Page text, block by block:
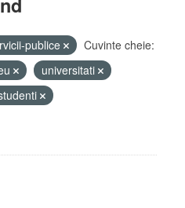
publice
Cuvinte cheie:
universitati